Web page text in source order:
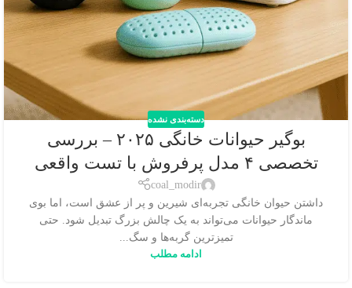
دسته‌بندی نشده
بوگیر حیوانات خانگی ۲۰۲۵ – بررسی
تخصصی ۴ مدل پرفروش با تست واقعی
coal_modir
داشتن حیوان خانگی تجربه‌ای شیرین و پر از عشق است، اما بوی
ماندگار حیوانات می‌تواند به یک چالش بزرگ تبدیل شود. حتی
تمیزترین گربه‌ها و سگ...
ادامه مطلب